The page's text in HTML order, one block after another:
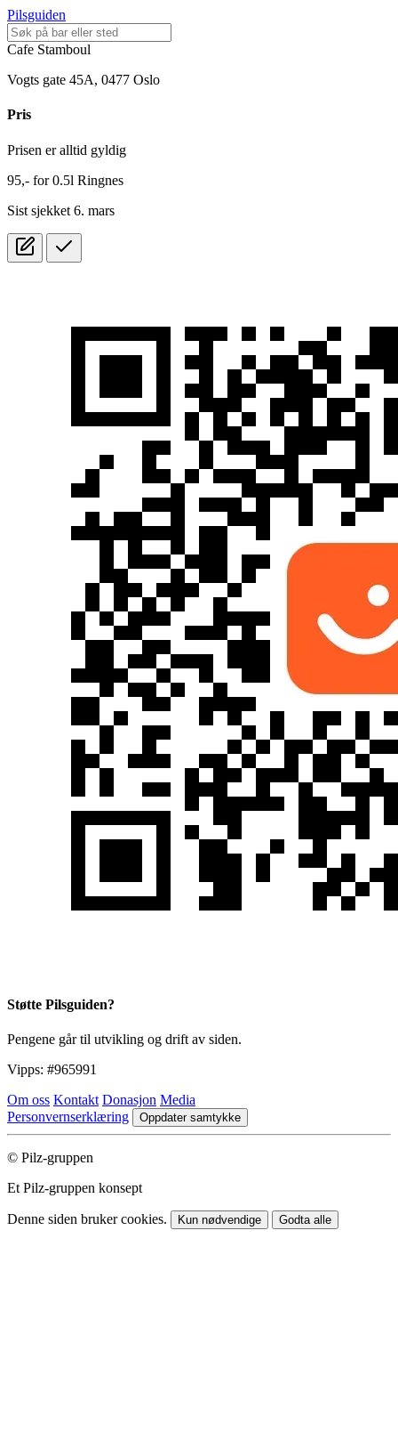
Pilsguiden
Cafe Stamboul
Vogts gate 45A, 0477 Oslo
Pris
Prisen er alltid gyldig
95,- for0.5l Ringnes
Sist sjekket 6. mars
Støtte Pilsguiden?
Pengene går til utvikling og drift av siden.
Vipps: #965991
Om oss Kontakt Donasjon Media
Personvernserklæring
Oppdater samtykke
© Pilz-gruppen
Et Pilz-gruppen konsept
Denne siden bruker cookies. Kun nødvendige Godta alle